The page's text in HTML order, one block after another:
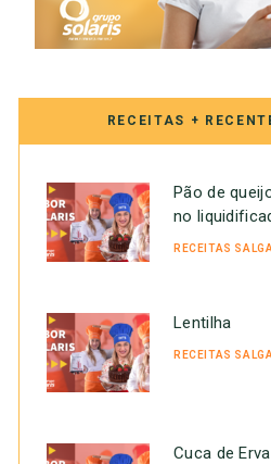
RECEITAS +
Pão de
no
RECEITAS
Lentilha
RECEITAS
Cuca de